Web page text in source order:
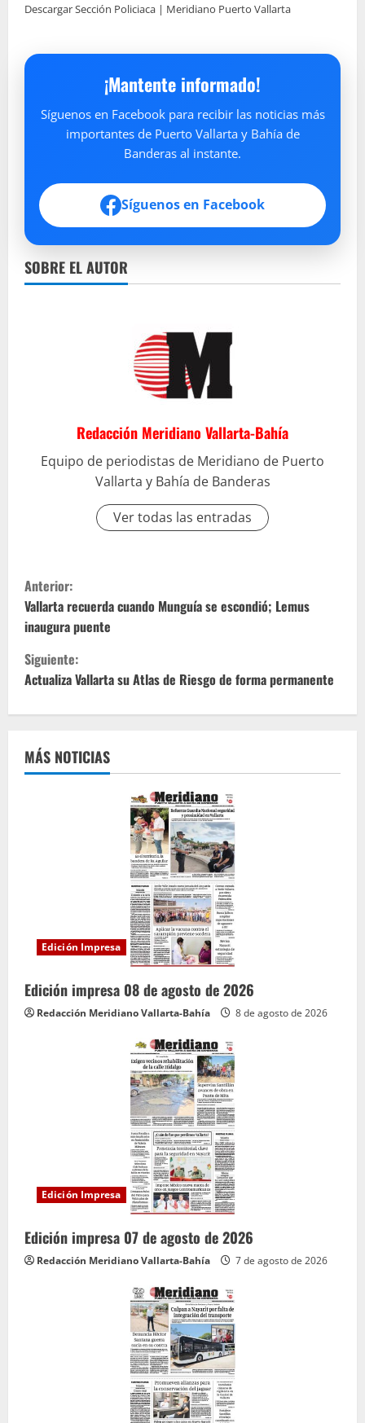
Descargar Sección Policiaca | Meridiano Puerto Vallarta
¡Mantente informado!
Síguenos en Facebook para recibir las noticias más
importantes de Puerto Vallarta y Bahía de
Banderas al instante.
Síguenos en Facebook
SOBRE EL AUTOR
Redacción Meridiano Vallarta-Bahía
Equipo de periodistas de Meridiano de Puerto
Vallarta y Bahía de Banderas
Ver todas las entradas
S
i
g
u
e
l
e
Anterior:
Vallarta recuerda cuando Munguía se escondió; Lemus
inaugura puente
Siguiente:
Actualiza Vallarta su Atlas de Riesgo de forma permanente
MÁS NOTICIAS
Edición Impresa
Edición impresa 08 de agosto de 2026
Redacción Meridiano Vallarta-Bahía 8 de agosto de 2026
Edición Impresa
Edición impresa 07 de agosto de 2026
Redacción Meridiano Vallarta-Bahía 7 de agosto de 2026